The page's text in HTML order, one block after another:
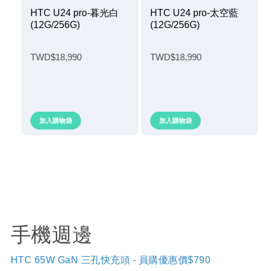
HTC U24 pro-暮光白
(12G/256G)
TWD$18,990
加入購物袋
HTC U24 pro-太空藍
(12G/256G)
TWD$18,990
加入購物袋
手機週邊
HTC 65W GaN 三孔快充頭 - 員購優惠價$790